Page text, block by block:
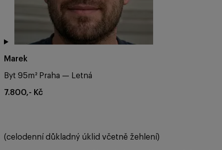
Marek
Byt 95m² Praha — Letná
7.800,- Kč
(celodenní důkladný úklid včetně žehlení)